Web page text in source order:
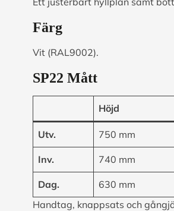
Färg
Vit (RAL9002).
SP22 Mått
Höjd
Utv. 750 mm
Inv. 740 mm
Dag. 630 mm
Handtag, knappsats och